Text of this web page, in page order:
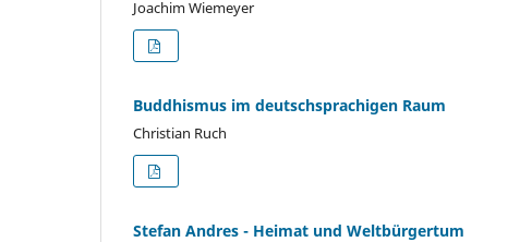
Joachim Wiemeyer
Buddhismus im deutschsprachigen Raum
Christian Ruch
Stefan Andres - Heimat und Weltbürgertum